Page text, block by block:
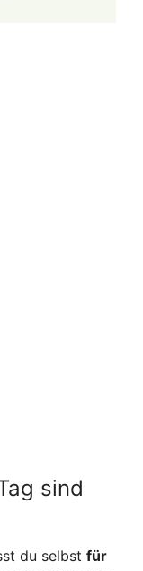
sind
du selbst für